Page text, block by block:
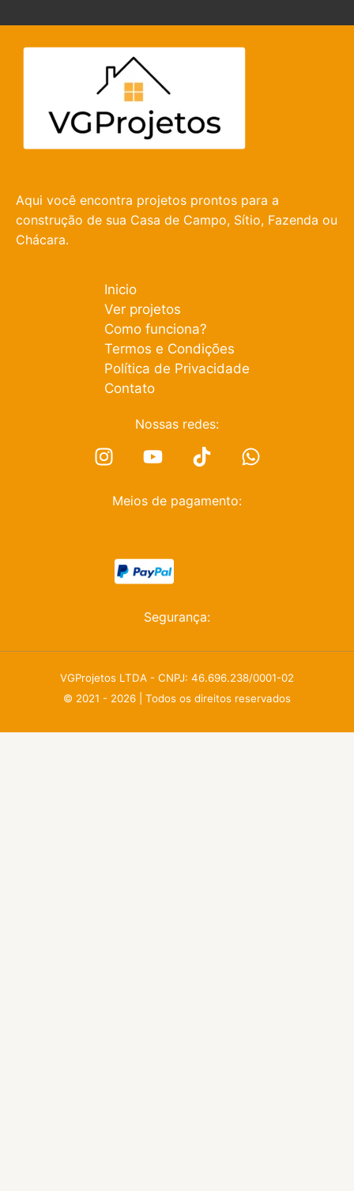
Aqui você encontra projetos prontos para a
construção de sua Casa de Campo, Sítio, Fazenda ou
Chácara.
Inicio
Ver projetos
Como funciona?
Termos e Condições
Política de Privacidade
Contato
Nossas redes:
Meios de pagamento:
Segurança:
VGProjetos LTDA - CNPJ: 46.696.238/0001-02
© 2021 - 2026 | Todos os direitos reservados